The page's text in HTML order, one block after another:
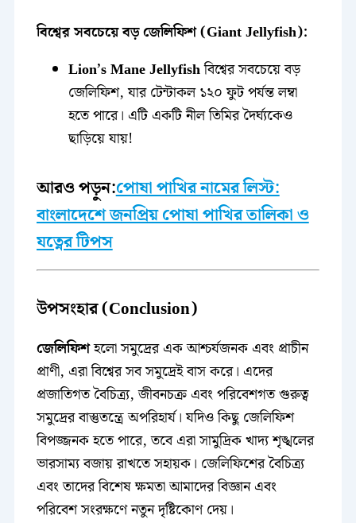
বিশ্বের সবচেয়ে বড় জেলিফিশ (Giant Jellyfish):
Lion’s Mane Jellyfishবিশ্বের সবচেয়ে বড়
জেলিফিশ, যার টেন্টাকল ১২০ ফুট পর্যন্ত লম্বা
হতে পারে। এটি একটি নীল তিমির দৈর্ঘ্যকেও
ছাড়িয়ে যায়!
আরও পড়ুন:পোষা পাখির নামের লিস্ট:
বাংলাদেশে জনপ্রিয় পোষা পাখির তালিকা ও
যত্নের টিপস
উপসংহার (Conclusion)
জেলিফিশহলো সমুদ্রের এক আশ্চর্যজনক এবং প্রাচীন
প্রাণী, এরা বিশ্বের সব সমুদ্রেই বাস করে। এদের
প্রজাতিগত বৈচিত্র্য, জীবনচক্র এবং পরিবেশগত গুরুত্ব
সমুদ্রের বাস্তুতন্ত্রে অপরিহার্য। যদিও কিছু জেলিফিশ
বিপজ্জনক হতে পারে, তবে এরা সামুদ্রিক খাদ্য শৃঙ্খলের
ভারসাম্য বজায় রাখতে সহায়ক। জেলিফিশের বৈচিত্র্য
এবং তাদের বিশেষ ক্ষমতা আমাদের বিজ্ঞান এবং
পরিবেশ সংরক্ষণে নতুন দৃষ্টিকোণ দেয়।